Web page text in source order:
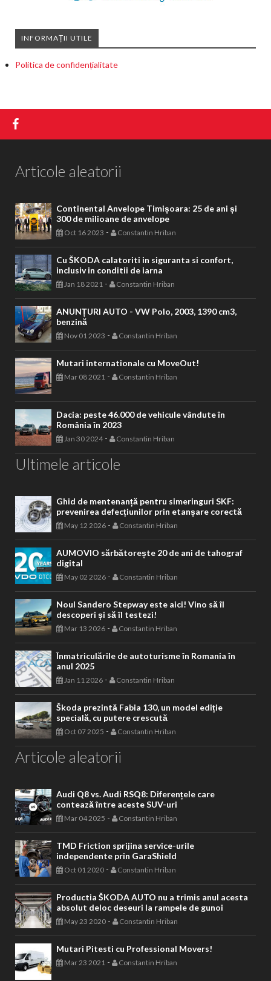
INFORMAȚII UTILE
Politica de confidențialitate
Articole aleatorii
Continental Anvelope Timișoara: 25 de ani și
300 de milioane de anvelope
Oct 16 2023 - Constantin Hriban
Cu ŠKODA calatoriti in siguranta si confort,
inclusiv in conditii de iarna
Jan 18 2021 - Constantin Hriban
ANUNȚURI AUTO - VW Polo, 2003, 1390 cm3,
benzină
Nov 01 2023 - Constantin Hriban
Mutari internationale cu MoveOut!
Mar 08 2021 - Constantin Hriban
Dacia: peste 46.000 de vehicule vândute în
România în 2023
Jan 30 2024- Constantin Hriban
Ultimele articole
Ghid de mentenanță pentru simeringuri SKF:
prevenirea defecțiunilor prin etanșare corectă
May 12 2026 - Constantin Hriban
AUMOVIO sărbătorește 20 de ani de tahograf
digital
May 02 2026 - Constantin Hriban
Noul Sandero Stepway este aici! Vino să îl
descoperi și să îl testezi!
Mar 13 2026 - Constantin Hriban
Înmatriculările de autoturisme în Romania în
anul 2025
Jan 11 2026 - Constantin Hriban
Škoda prezintă Fabia 130, un model ediție
specială, cu putere crescută
Oct 07 2025 - Constantin Hriban
Articole aleatorii
Audi Q8 vs. Audi RSQ8: Diferențele care
contează între aceste SUV-uri
Mar 04 2025 - Constantin Hriban
TMD Friction sprijina service-urile
independente prin GaraShield
Oct 01 2020 - Constantin Hriban
Productia ŠKODA AUTO nu a trimis anul acesta
absolut deloc deseuri la rampele de gunoi
May 23 2020 - Constantin Hriban
Mutari Pitesti cu Professional Movers!
Mar 23 2021 - Constantin Hriban